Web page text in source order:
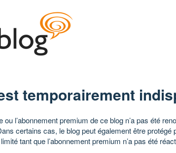
temporairement
ou l’abonnement premium de ce blog n’a pas été
certains cas, le blog peut également être protégé
tant que l’abonnement premium n’a pas été